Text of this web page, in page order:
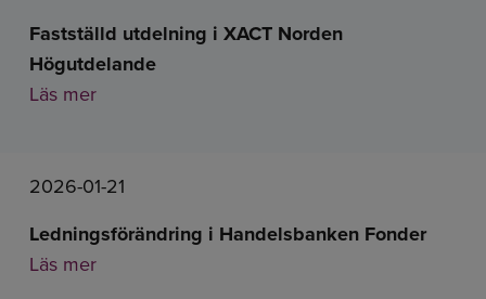
Fastställd utdelning i XACT Norden
Högutdelande
Läs mer
Ledningsförändring i Handelsbanken Fonder
Läs mer
2026-01-21